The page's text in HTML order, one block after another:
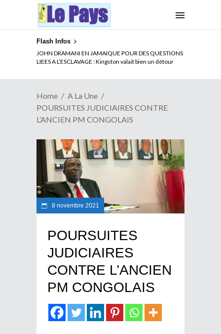
Flash Infos
JOHN DRAMANI EN JAMAIQUE POUR DES QUESTIONS
LIEES A L’ESCLAVAGE : Kingston valait bien un détour
ELECTION DE TALON A LA TETE DU SENAT BENINOIS :
Quand Patrice quitte le pouvoir sans partir !
Home
A La Une
POURSUITES JUDICIAIRES CONTRE
L’ANCIEN PM CONGOLAIS
8 novembre 2021
POURSUITES
JUDICIAIRES
CONTRE L’ANCIEN
PM CONGOLAIS